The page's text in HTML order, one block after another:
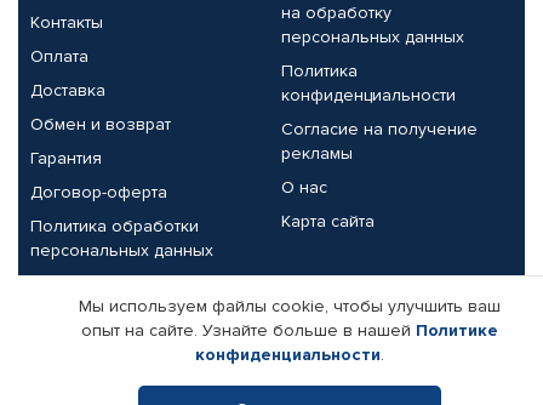
Контакты
Оплата
Доставка
Обмен и возврат
Гарантия
Договор-оферта
Политика обработки
персональных данных
на обработку
персональных данных
Политика
конфиденциальности
Согласие на получение
рекламы
О нас
Карта сайта
Партнерам
Корпоративным клиентам
Поставщикам
Реквизиты компании
Мы используем файлы cookie, чтобы улучшить ваш
опыт на сайте. Узнайте больше в нашей Политике
конфиденциальности.